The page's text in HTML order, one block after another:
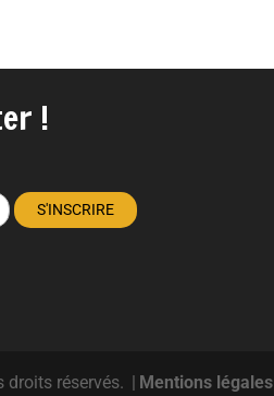
!
droits réservés. Mentions légales